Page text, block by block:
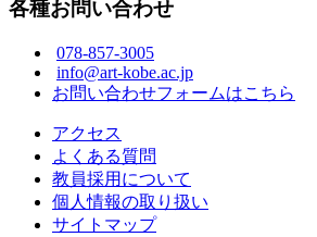
各種お問い合わせ
078-857-3005
info@art-kobe.ac.jp
お問い合わせフォームはこちら
アクセス
よくある質問
教員採用について
個人情報の取り扱い
サイトマップ